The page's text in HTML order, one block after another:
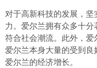
对于高新科技的发展，
力。爱尔兰拥有众多十
符合社会潮流。此外，爱
爱尔兰本身大量的受到
爱尔兰的经济增长。